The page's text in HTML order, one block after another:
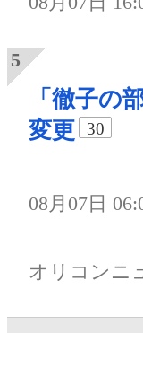
「徹子の
変更
30
08月07日
オリコンニ